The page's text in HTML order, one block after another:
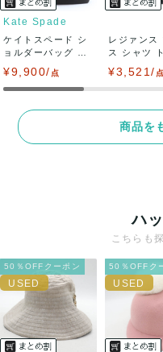
また並行輸入品もございま
ない場合もございます。
万が一、購入後に偽造品
決済方法
送料：¥1,650 (見込み)
出荷目安：5営業日以内
出荷予定日：なるべく
兵庫県から出荷
Kate Spade
ケイトスペード シ
ョルダーバッグ ナ
¥9,900/ 点
レジァンス
ス シャツ
¥3,521/ 点
商品を
ハ
こちらも
50％OFFクーポン 50％OFFク